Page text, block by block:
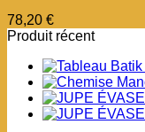
78,20 €
Produit récent